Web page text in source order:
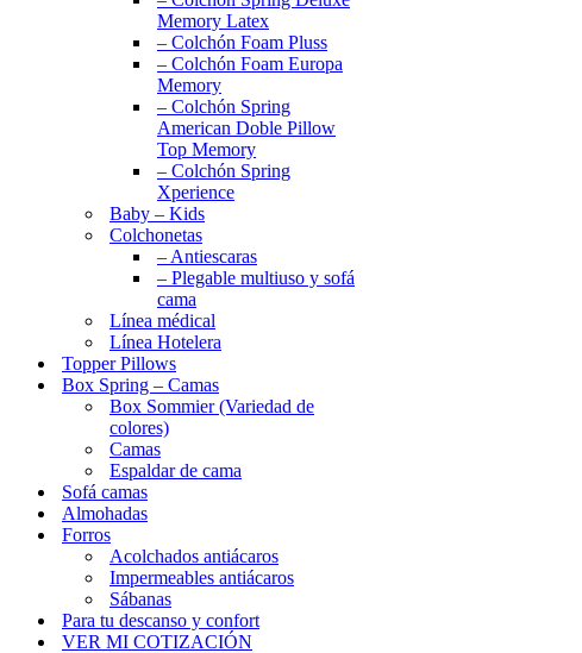
Memory Latex
– Colchón Foam Pluss
– Colchón Foam Europa
Memory
– Colchón Spring
American Doble Pillow
Top Memory
– Colchón Spring
Xperience
Baby – Kids
Colchonetas
– Antiescaras
– Plegable multiuso y sofá
cama
Línea médical
Línea Hotelera
Topper Pillows
Box Spring – Camas
Box Sommier (Variedad de
colores)
Camas
Espaldar de cama
Sofá camas
Almohadas
Forros
Acolchados antiácaros
Impermeables antiácaros
Sábanas
Para tu descanso y confort
VER MI COTIZACIÓN